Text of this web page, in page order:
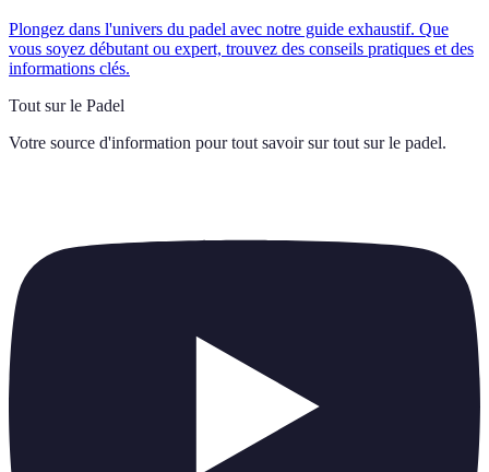
Plongez dans l'univers du padel avec notre guide exhaustif. Que
vous soyez débutant ou expert, trouvez des conseils pratiques et des
informations clés.
Tout sur le Padel
Votre source d'information pour tout savoir sur tout sur le padel.